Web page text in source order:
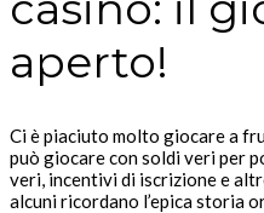
aperto!
Ci è piaciuto molto giocare a
può giocare con soldi veri per
veri, incentivi di iscrizione e
alcuni ricordano l’epica storia